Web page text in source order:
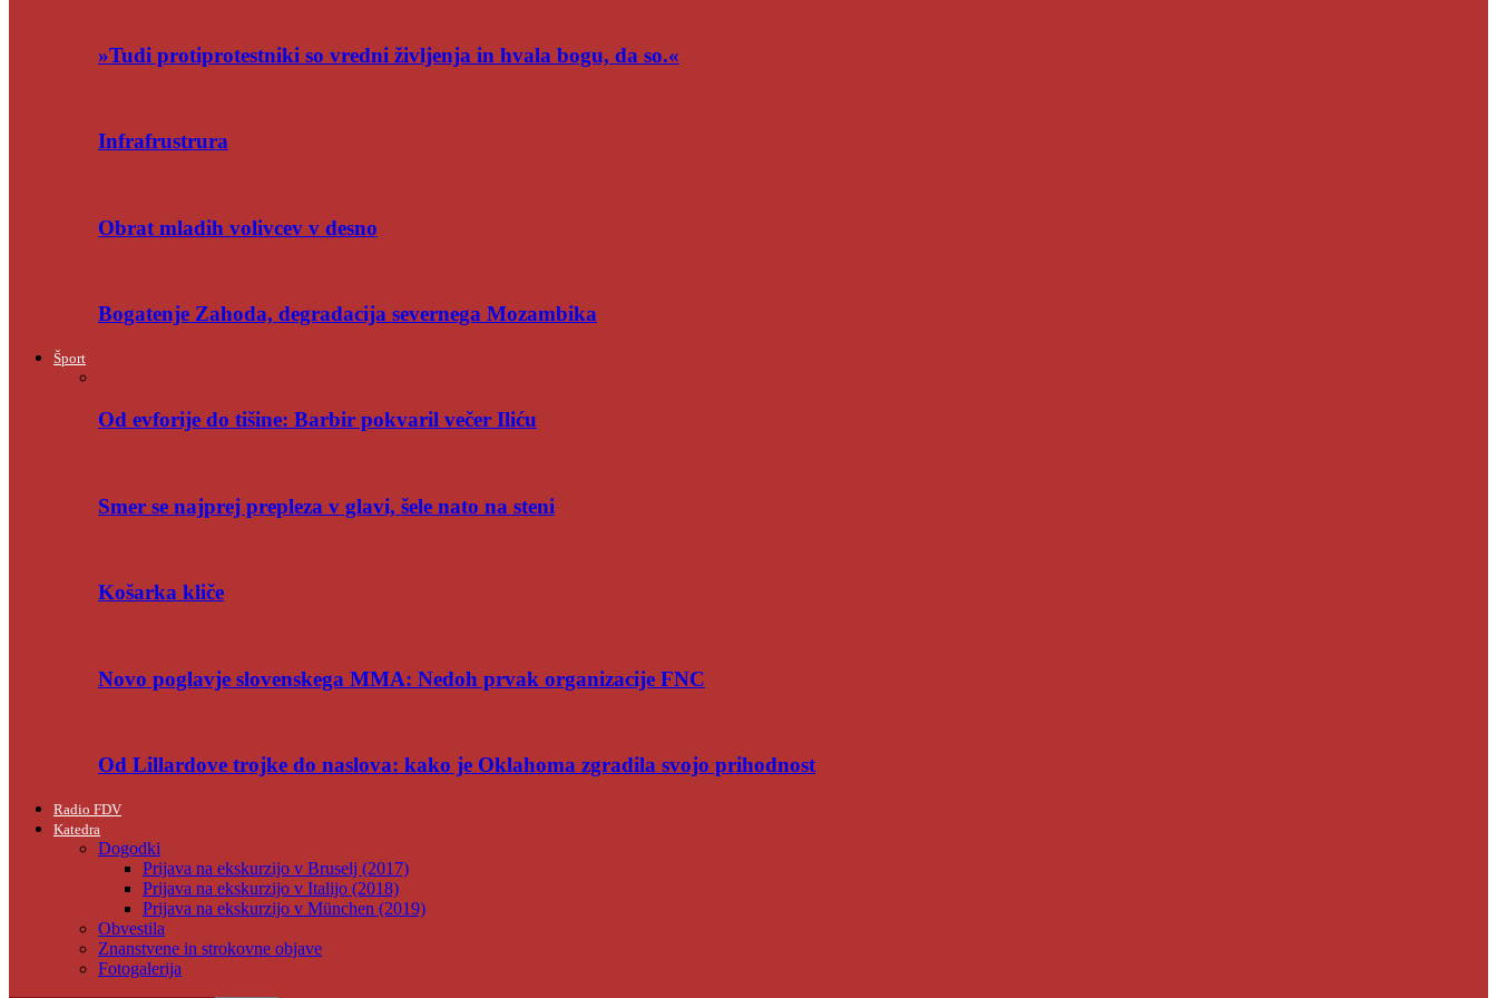
»Tudi protiprotestniki so vredni življenja in hvala bogu, da so.«
Infrafrustrura
Obrat mladih volivcev v desno
Bogatenje Zahoda, degradacija severnega Mozambika
Šport
Od evforije do tišine: Barbir pokvaril večer Iliću
Smer se najprej prepleza v glavi, šele nato na steni
Košarka kliče
Novo poglavje slovenskega MMA: Nedoh prvak organizacije FNC
Od Lillardove trojke do naslova: kako je Oklahoma zgradila svojo prihodnost
Radio FDV
Katedra
Dogodki
Prijava na ekskurzijo v Bruselj (2017)
Prijava na ekskurzijo v Italijo (2018)
Prijava na ekskurzijo v München (2019)
Obvestila
Znanstvene in strokovne objave
Fotogalerija